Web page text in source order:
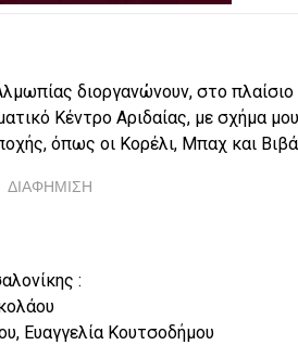
διοργανώνουν, στο πλαίσιο
Κέντρο Αριδαίας, με σχήμα
όπως οι Κορέλι, Μπαχ και
ΔΙΑΦΗΜΙΣΗ
:
Ευαγγελία Κουτσοδήμου